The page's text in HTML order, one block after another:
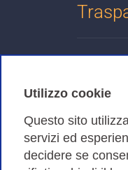
Utilizzo cookie
Questo sito
servizi ed
decidere se
Cookies
Bandi di